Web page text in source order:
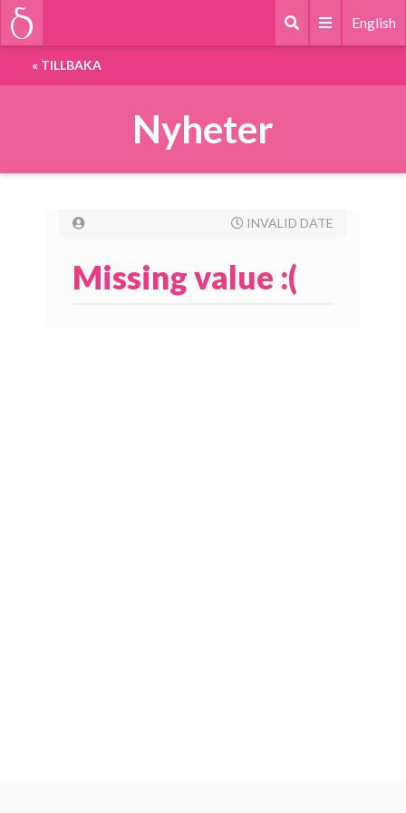
English
« TILLBAKA
Nyheter
INVALID DATE
Missing value :(